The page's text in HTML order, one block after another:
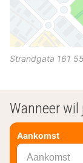
Strandgata 161
Wanneer wil
Aankomst
Aankomst